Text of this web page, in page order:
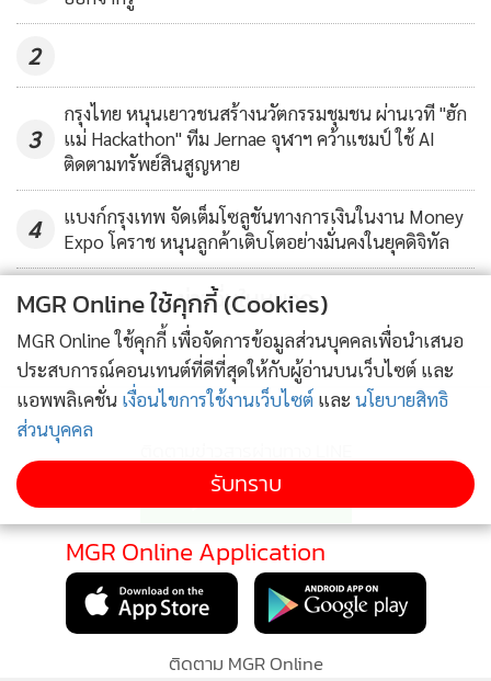
2
3
กรุงไทย หนุนเยาวชนสร้างนวัตกรรมชุมชน ผ่านเวที "ฮัก
แม่ Hackathon" ทีม Jernae จุฬาฯ คว้าแชมป์ ใช้ AI
ติดตามทรัพย์สินสูญหาย
4
แบงก์กรุงเทพ จัดเต็มโซลูชันทางการเงินในงาน Money
Expo โคราช หนุนลูกค้าเติบโตอย่างมั่นคงในยุคดิจิทัล
ข่าวอื่นในหมวด
MGR Online Application
ติดตาม MGR Online
MGR Online ใช้คุกกี้ (Cookies)
MGR Online ใช้คุกกี้ เพื่อจัดการข้อมูลส่วนบุคคลเพื่อนำเสนอ
ประสบการณ์คอนเทนต์ที่ดีที่สุดให้กับผู้อ่านบนเว็บไซต์ และ
แอพพลิเคชั่น เงื่อนไขการใช้งานเว็บไซต์ และ นโยบายสิทธิ
ส่วนบุคคล
รับทราบ